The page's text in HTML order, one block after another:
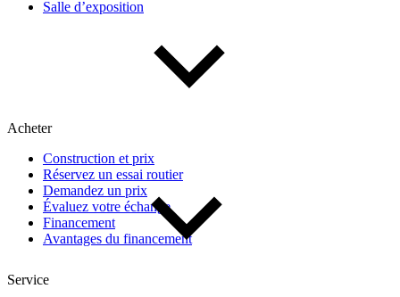
Compactes & berlines
Année
De 2000 à 2027
Prix
Salle d’exposition
Acheter
Construction et prix
Réservez un essai routier
Demandez un prix
Évaluez votre échange
Financement
Avantages du financement
Service